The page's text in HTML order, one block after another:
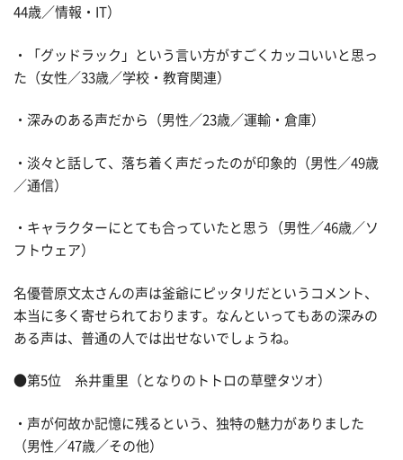
44歳／情報・IT）
・「グッドラック」という言い方がすごくカッコいいと思っ
た（女性／33歳／学校・教育関連）
・深みのある声だから（男性／23歳／運輸・倉庫）
・淡々と話して、落ち着く声だったのが印象的（男性／49歳
／通信）
・キャラクターにとても合っていたと思う（男性／46歳／ソ
フトウェア）
名優菅原文太さんの声は釜爺にピッタリだというコメント、
本当に多く寄せられております。なんといってもあの深みの
ある声は、普通の人では出せないでしょうね。
●第5位 糸井重里（となりのトトロの草壁タツオ）
・声が何故か記憶に残るという、独特の魅力がありました
（男性／47歳／その他）